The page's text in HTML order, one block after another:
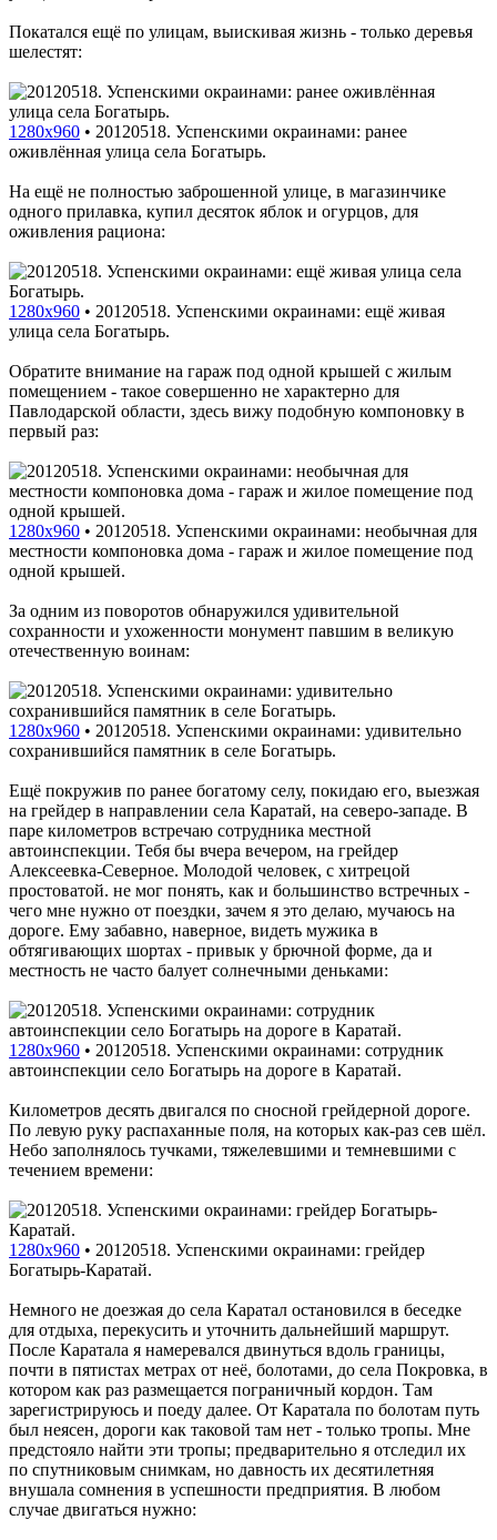
Покатался ещё по улицам, выискивая жизнь - только деревья
шелестят:
1280x960 • 20120518. Успенскими окраинами: ранее
оживлённая улица села Богатырь.
На ещё не полностью заброшенной улице, в магазинчике
одного прилавка, купил десяток яблок и огурцов, для
оживления рациона:
1280x960 • 20120518. Успенскими окраинами: ещё живая
улица села Богатырь.
Обратите внимание на гараж под одной крышей с жилым
помещением - такое совершенно не характерно для
Павлодарской области, здесь вижу подобную компоновку в
первый раз:
1280x960 • 20120518. Успенскими окраинами: необычная для
местности компоновка дома - гараж и жилое помещение под
одной крышей.
За одним из поворотов обнаружился удивительной
сохранности и ухоженности монумент павшим в великую
отечественную воинам:
1280x960 • 20120518. Успенскими окраинами: удивительно
сохранившийся памятник в селе Богатырь.
Ещё покружив по ранее богатому селу, покидаю его, выезжая
на грейдер в направлении села Каратай, на северо-западе. В
паре километров встречаю сотрудника местной
автоинспекции. Тебя бы вчера вечером, на грейдер
Алексеевка-Северное. Молодой человек, с хитрецой
простоватой. не мог понять, как и большинство встречных -
чего мне нужно от поездки, зачем я это делаю, мучаюсь на
дороге. Ему забавно, наверное, видеть мужика в
обтягивающих шортах - привык у брючной форме, да и
местность не часто балует солнечными деньками:
1280x960 • 20120518. Успенскими окраинами: сотрудник
автоинспекции село Богатырь на дороге в Каратай.
Километров десять двигался по сносной грейдерной дороге.
По левую руку распаханные поля, на которых как-раз сев шёл.
Небо заполнялось тучками, тяжелевшими и темневшими с
течением времени:
1280x960 • 20120518. Успенскими окраинами: грейдер
Богатырь-Каратай.
Немного не доезжая до села Каратал остановился в беседке
для отдыха, перекусить и уточнить дальнейший маршрут.
После Каратала я намеревался двинуться вдоль границы,
почти в пятистах метрах от неё, болотами, до села Покровка, в
котором как раз размещается пограничный кордон. Там
зарегистрируюсь и поеду далее. От Каратала по болотам путь
был неясен, дороги как таковой там нет - только тропы. Мне
предстояло найти эти тропы; предварительно я отследил их
по спутниковым снимкам, но давность их десятилетняя
внушала сомнения в успешности предприятия. В любом
случае двигаться нужно: